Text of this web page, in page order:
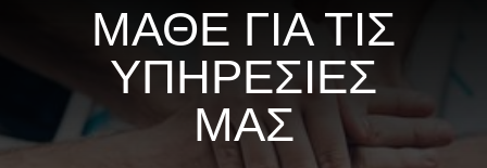
ΜΑΘΕ ΓΙΑ ΤΙΣ
ΥΠΗΡΕΣΙΕΣ
ΜΑΣ